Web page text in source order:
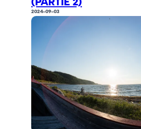
2024-09-03